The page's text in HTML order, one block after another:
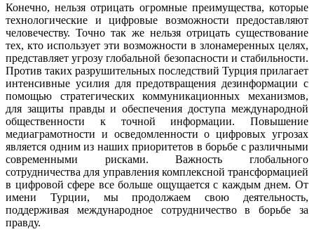
Конечно, нельзя отрицать огромные преимущества, которые
технологические и цифровые возможности предоставляют
человечеству. Точно так же нельзя отрицать существование
тех, кто использует эти возможности в злонамеренных целях,
представляет угрозу глобальной безопасности и стабильности.
Против таких разрушительных последствий Турция прилагает
интенсивные усилия для предотвращения дезинформации с
помощью стратегических коммуникационных механизмов,
для защиты правды и обеспечения доступа международной
общественности к точной информации. Повышение
медиаграмотности и осведомленности о цифровых угрозах
является одним из наших приоритетов в борьбе с различными
современными рисками. Важность глобального
сотрудничества для управления комплексной трансформацией
в цифровой сфере все больше ощущается с каждым днем. От
имени Турции, мы продолжаем свою деятельность,
поддерживая международное сотрудничество в борьбе за
правду.